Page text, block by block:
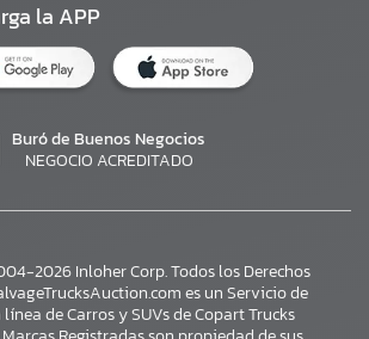
la APP
Buró de Buenos Negocios
NEGOCIO ACREDITADO
2026 Inloher Corp. Todos los Derechos
es un Servicio de
de Carros y SUVs de Copart Trucks